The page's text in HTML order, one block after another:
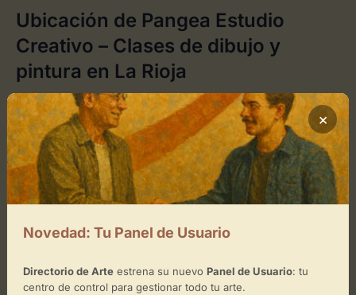
Ubicación de Pangea Estudio
Creativo – Clases de dibujo y
pintura en La Rioja
Cómo llegar
en La Rioja
+
−
Toca el mapa para interactuar
×
Novedad: Tu Panel de Usuario
Directorio de Arteestrena su nuevo Panel de Usuario: tu
centro de control para gestionar todo tu arte.